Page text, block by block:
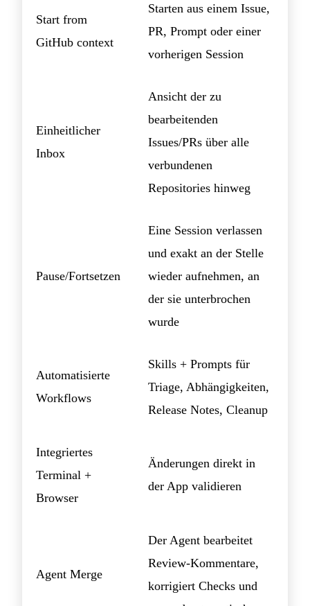
Start from
GitHub context
Starten aus einem Issue,
PR, Prompt oder einer
vorherigen Session
Einheitlicher
Inbox
Ansicht der zu
bearbeitenden
Issues/PRs über alle
verbundenen
Repositories hinweg
Pause/Fortsetzen
Eine Session verlassen
und exakt an der Stelle
wieder aufnehmen, an
der sie unterbrochen
wurde
Automatisierte
Workflows
Skills + Prompts für
Triage, Abhängigkeiten,
Release Notes, Cleanup
Integriertes
Terminal +
Browser
Änderungen direkt in
der App validieren
Agent Merge
Der Agent bearbeitet
Review-Kommentare,
korrigiert Checks und